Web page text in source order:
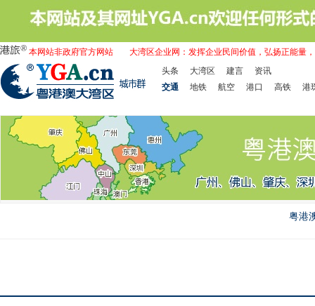
本网站非政府官方网站
大湾区企业网：发挥企业民间价值，弘扬正能量
头条
大湾区 建言
资讯
交通
地铁 航空 港口 高铁 港
粤港